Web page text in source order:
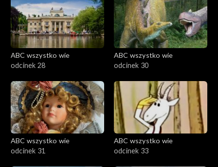
ABC wszystko wie
odcinek 28
ABC wszystko wie
odcinek 30
ABC wszystko wie
odcinek 31
ABC wszystko wie
odcinek 33